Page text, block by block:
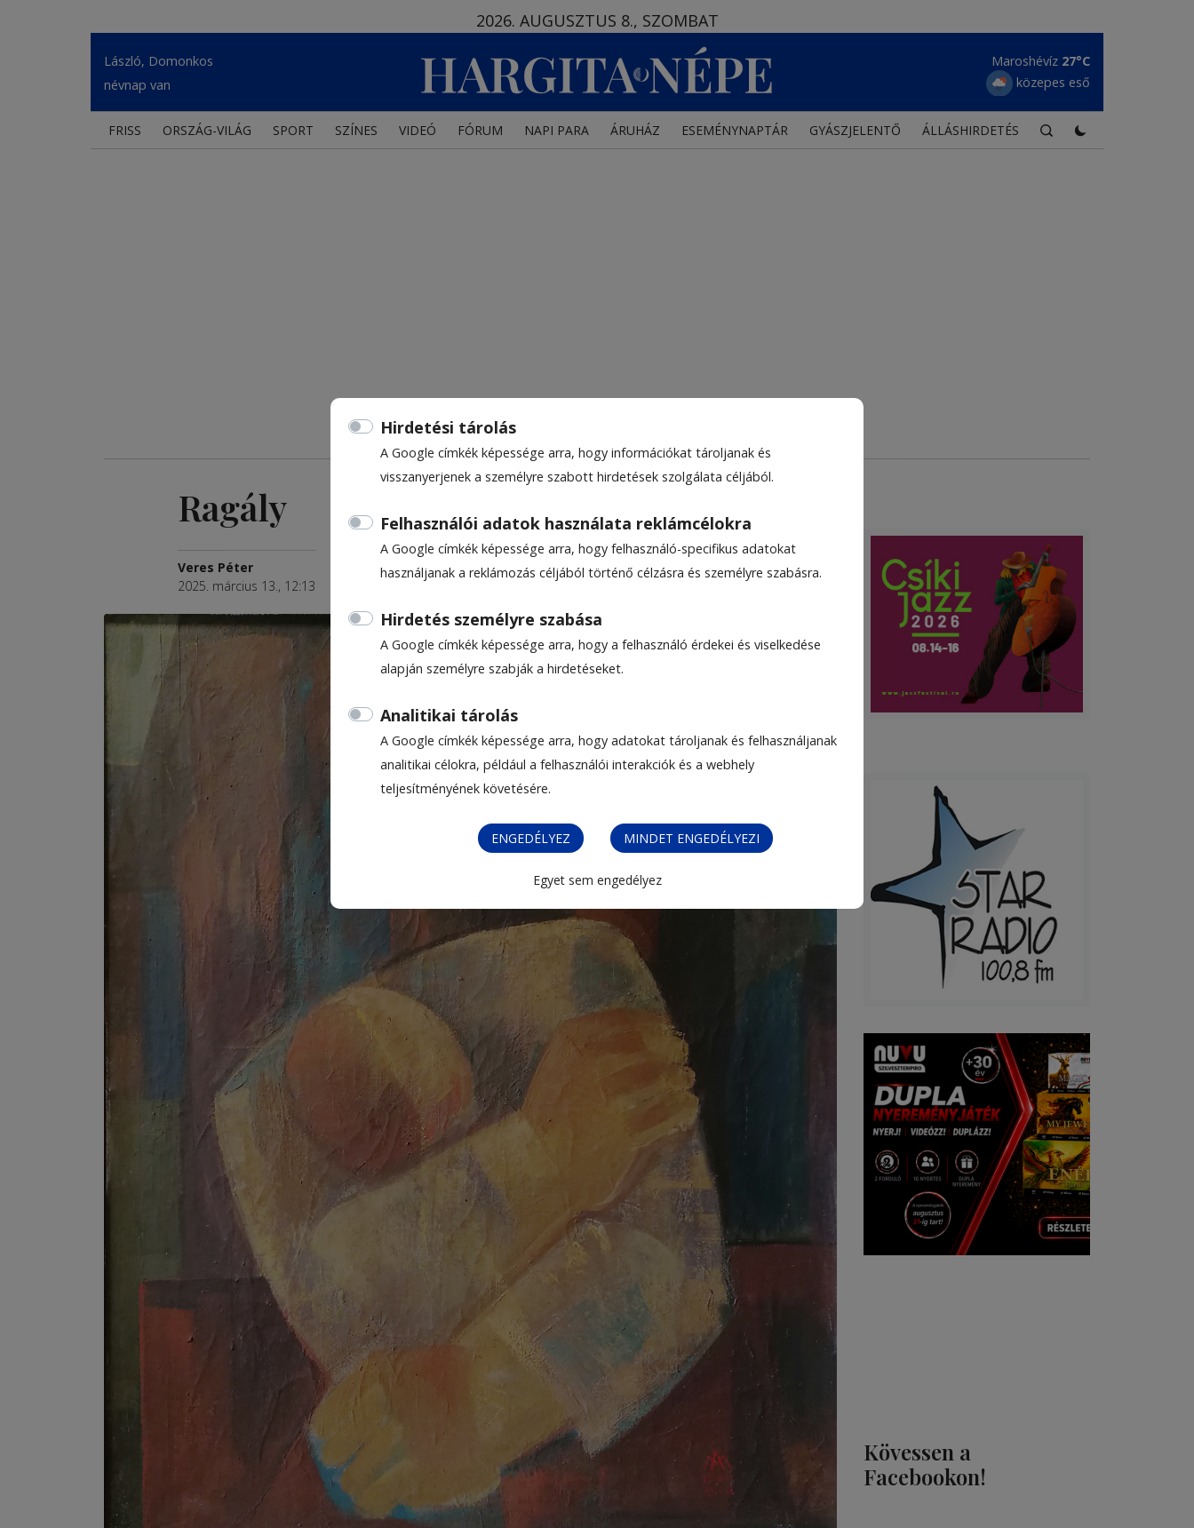
Hirdetési tárolás
A Google címkék képessége arra, hogy információkat tároljanak és
visszanyerjenek a személyre szabott hirdetések szolgálata céljából.
Felhasználói adatok használata reklámcélokra
A Google címkék képessége arra, hogy felhasználó-specifikus adatokat
használjanak a reklámozás céljából történő célzásra és személyre szabásra.
Hirdetés személyre szabása
A Google címkék képessége arra, hogy a felhasználó érdekei és viselkedése
alapján személyre szabják a hirdetéseket.
Analitikai tárolás
A Google címkék képessége arra, hogy adatokat tároljanak és felhasználjanak
analitikai célokra, például a felhasználói interakciók és a webhely
teljesítményének követésére.
ENGEDÉLYEZ MINDET ENGEDÉLYEZI
Egyet sem engedélyez
2026. AUGUSZTUS 8., SZOMBAT
László, Domonkos
névnap van
Maroshévíz 27°C
közepes eső
FRISS ORSZÁG-VILÁG SPORT SZÍNES VIDEÓ FÓRUM NAPI PARA ÁRUHÁZ ESEMÉNYNAPTÁR GYÁSZJELENTŐ ÁLLÁSHIRDETÉS
Ragály
Veres Péter
2025. március 13., 12:13
Kövessen a
Facebookon!